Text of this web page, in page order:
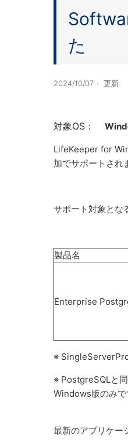
た
2024/10/07 更新
対象OS：
LifeKeeper for
加でサポートされ
サポート対象とな
製品名
Enterprise
※
※ PostgreSQLと
Windows版のみで
最新のアプリケー